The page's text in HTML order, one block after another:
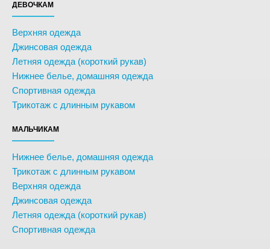
ДЕВОЧКАМ
Верхняя одежда
Джинсовая одежда
Летняя одежда (короткий рукав)
Нижнее белье, домашняя одежда
Спортивная одежда
Трикотаж с длинным рукавом
МАЛЬЧИКАМ
Нижнее белье, домашняя одежда
Трикотаж с длинным рукавом
Верхняя одежда
Джинсовая одежда
Летняя одежда (короткий рукав)
Спортивная одежда